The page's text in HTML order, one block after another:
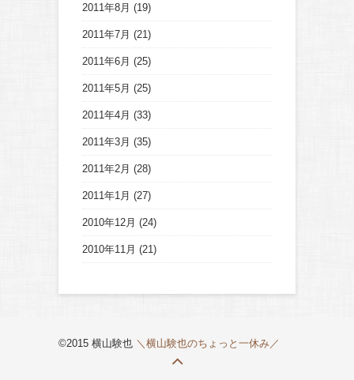
2011年8月 (19)
2011年7月 (21)
2011年6月 (25)
2011年5月 (25)
2011年4月 (33)
2011年3月 (35)
2011年2月 (28)
2011年1月 (27)
2010年12月 (24)
2010年11月 (21)
©2015 横山験也 ＼横山験也のちょっと一休み／